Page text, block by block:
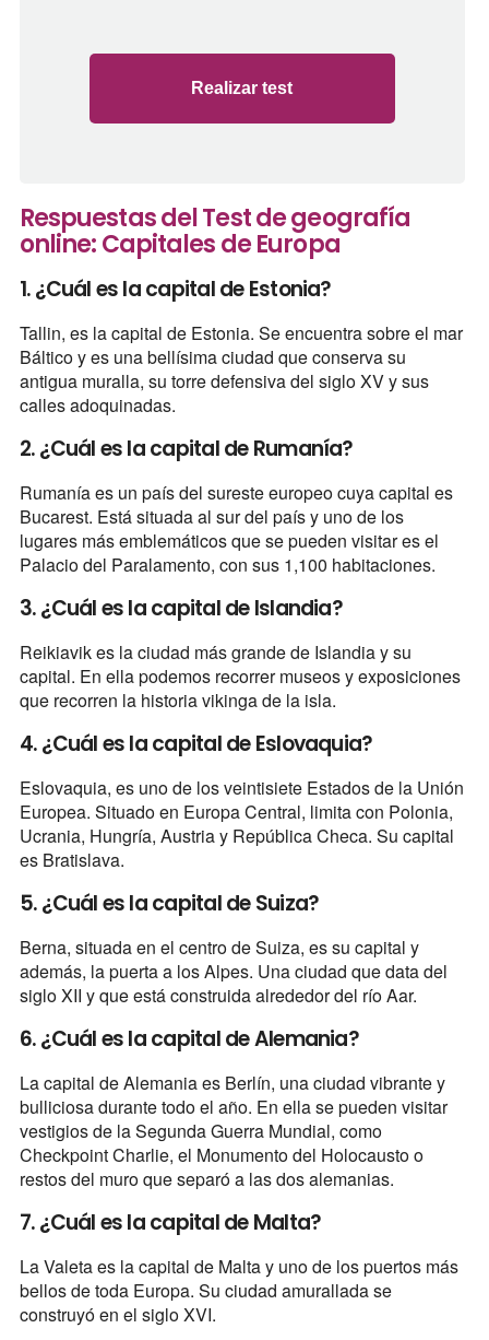
Realizar test
Respuestas del Test de geografía
online: Capitales de Europa
1. ¿Cuál es la capital de Estonia?
Tallin, es la capital de Estonia. Se encuentra sobre el mar
Báltico y es una bellísima ciudad que conserva su
antigua muralla, su torre defensiva del siglo XV y sus
calles adoquinadas.
2. ¿Cuál es la capital de Rumanía?
Rumanía es un país del sureste europeo cuya capital es
Bucarest. Está situada al sur del país y uno de los
lugares más emblemáticos que se pueden visitar es el
Palacio del Paralamento, con sus 1,100 habitaciones.
3. ¿Cuál es la capital de Islandia?
Reikiavik es la ciudad más grande de Islandia y su
capital. En ella podemos recorrer museos y exposiciones
que recorren la historia vikinga de la isla.
4. ¿Cuál es la capital de Eslovaquia?
Eslovaquia, es uno de los veintisiete Estados de la Unión
Europea. Situado en Europa Central, limita con Polonia,
Ucrania, Hungría, Austria y República Checa. Su capital
es Bratislava.
5. ¿Cuál es la capital de Suiza?
Berna, situada en el centro de Suiza, es su capital y
además, la puerta a los Alpes. Una ciudad que data del
siglo XII y que está construida alrededor del río Aar.
6. ¿Cuál es la capital de Alemania?
La capital de Alemania es Berlín, una ciudad vibrante y
bulliciosa durante todo el año. En ella se pueden visitar
vestigios de la Segunda Guerra Mundial, como
Checkpoint Charlie, el Monumento del Holocausto o
restos del muro que separó a las dos alemanias.
7. ¿Cuál es la capital de Malta?
La Valeta es la capital de Malta y uno de los puertos más
bellos de toda Europa. Su ciudad amurallada se
construyó en el siglo XVI.